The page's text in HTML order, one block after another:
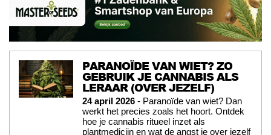
PARANOÏDE VAN WIET? ZO
GEBRUIK JE CANNABIS ALS
LERAAR (OVER JEZELF)
24 april 2026 - Paranoïde van wiet? Dan
werkt het precies zoals het hoort. Ontdek
hoe je cannabis ritueel inzet als
plantmedicijn en wat de angst je over jezelf